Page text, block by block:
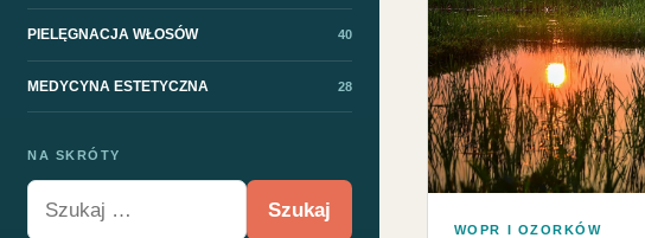
PIELĘGNACJA WŁOSÓW 40
MEDYCYNA ESTETYCZNA 28
NA SKRÓTY
WOPR I OZORKÓW